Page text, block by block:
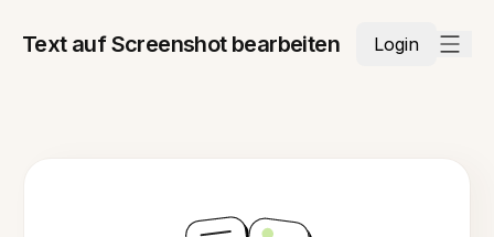
Text auf Screenshot bearbeiten Login